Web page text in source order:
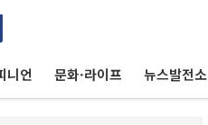
니언 문화·라이프 뉴스발전소